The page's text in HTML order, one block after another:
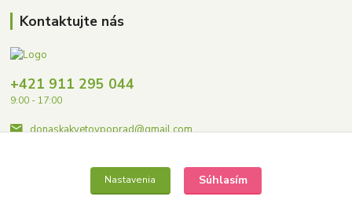
Kontaktujte nás
+421 911 295 044
9:00 - 17:00
donaskakvetovpoprad@gmail.com
Nastavenia Súhlasím